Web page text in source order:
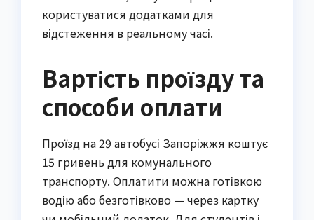
користуватися додатками для
відстеження в реальному часі.
Вартість проїзду та
способи оплати
Проїзд на 29 автобусі Запоріжжя коштує
15 гривень для комунального
транспорту. Оплатити можна готівкою
водію або безготівково — через картку